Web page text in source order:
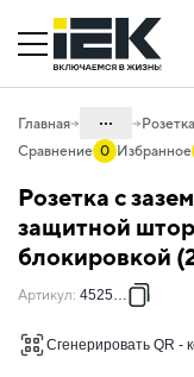
Главная ...
05. Системы
05.11
места и
05.11.01
Сравнение 0 Избранное
Розетка с
защитной
блокировкой
Артикул: 4525061
Сгенерировать QR -